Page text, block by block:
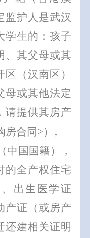
监护人是武汉
生的： 孩子
、其父母或其
（汉南区）
母或其他法定
请提供其房产
房合同>）。
中国国籍），
的全产权住宅
出生医学证
产证（或房产
还建相关证明